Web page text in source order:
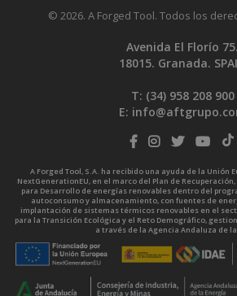
© 2026. A Forged Tool. Todos los
Avenida El Florío 75.
18015. Granada.
T: (34) 958 208 900
E:
A Forged Tool, S.A. ha recibido una ayuda de la Unión
NextGenerationEU, en el marco del Plan de
para Desarrollo de energías renovables dentro del
autoconsumo y almacenamiento, con fuentes de
implantación de sistemas térmicos renovables en el
para la Transición Ecológica y el Reto Demográfico,
a través de la Agencia Andaluza de